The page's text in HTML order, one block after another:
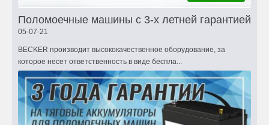
Поломоечные машины с 3-х летней гарантией
05-07-21
BECKER производит высококачественное оборудование, за
которое несет ответственность в виде беспла...